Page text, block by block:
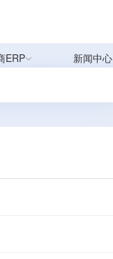
ERP 新闻中心